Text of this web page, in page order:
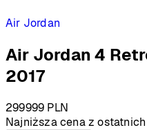
Air Jordan
Air Jordan 4
2017
299999 PLN
Najniższa cena z